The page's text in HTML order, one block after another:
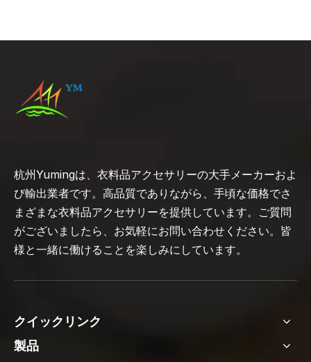
杭州Yumingは、衣料品アクセサリーの大手メーカーおよ
び輸出業者です。高品質でありながら、手頃な価格でさ
まざまな衣料品アクセサリーを提供しています。ご質問
がございましたら、お気軽にお問い合わせください。皆
様と一緒に働けることを楽しみにしています。
クイックリンク
製品